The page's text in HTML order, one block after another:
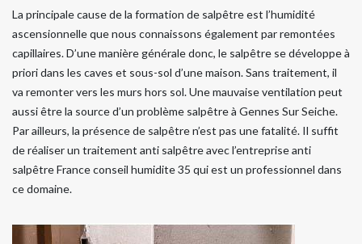
La principale cause de la formation de salpêtre est l’humidité
ascensionnelle que nous connaissons également par remontées
capillaires. D’une manière générale donc, le salpêtre se développe à
priori dans les caves et sous-sol d’une maison. Sans traitement, il
va remonter vers les murs hors sol. Une mauvaise ventilation peut
aussi être la source d’un problème salpêtre à Gennes Sur Seiche.
Par ailleurs, la présence de salpêtre n’est pas une fatalité. Il suffit
de réaliser un traitement anti salpêtre avec l’entreprise anti
salpêtre France conseil humidite 35 qui est un professionnel dans
ce domaine.